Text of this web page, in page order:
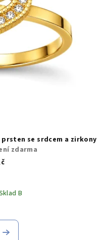
se srdcem a zirkony
zdarma
B